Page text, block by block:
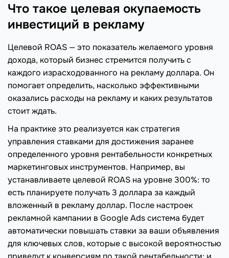
Что такое целевая окупаемость
инвестиций в рекламу
Целевой ROAS — это показатель желаемого уровня
дохода, который бизнес стремится получить с
каждого израсходованного на рекламу доллара. Он
помогает определить, насколько эффективными
оказались расходы на рекламу и каких результатов
стоит ждать.
На практике это реализуется как стратегия
управления ставками для достижения заранее
определенного уровня рентабельности конкретных
маркетинговых инструментов. Например, вы
устанавливаете целевой ROAS на уровне 300%: то
есть планируете получать 3 доллара за каждый
вложенный в рекламу доллар. После настроек
рекламной кампании в Google Ads система будет
автоматически повышать ставки за ваши объявления
для ключевых слов, которые с высокой вероятностью